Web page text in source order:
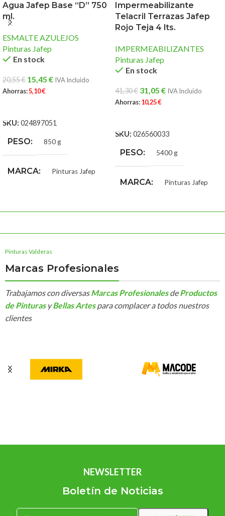
Agua Jafep Base “D” 750
ml.
ESMALTE AZULEJOS
Pinturas Jafep
En stock
20,55€ 15,45 € IVA Incluido
Ahorras:5,10€
SKU: 024897051
PESO 850 g
MARCA Pinturas Jafep
Impermeabilizante
Telacril Terrazas Jafep
Rojo Teja 4 lts.
IMPERMEABILIZANTES
Pinturas Jafep
En stock
41,30€ 31,05 € IVA Incluido
Ahorras:10,25€
SKU: 026560033
PESO 5400 g
MARCA Pinturas Jafep
Pinturas Valderas
Marcas Profesionales
Trabajamos con diversasMarcas Profesionales deProductos
de Pinturas yBellas Artespara complacer a todos nuestros
clientes
NEWSLETTER
Boletín de Noticias